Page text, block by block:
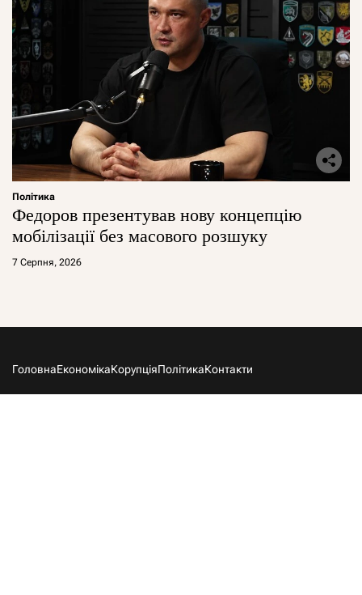
Політика
Федоров презентував нову концепцію
мобілізації без масового розшуку
7 Серпня, 2026
ГоловнаЕкономікаКорупціяПолітикаКонтакти